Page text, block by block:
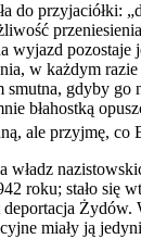
do przyjaciółki:
wyjazd pozostaje
w każdym razie
smutna, gdyby go
błahostką
ale przyjmę, co
władz
roku; stało się
Żydów.
miały ją